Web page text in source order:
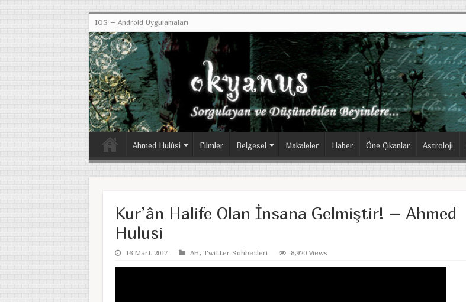
IOS – Android Uygulamaları
Ahmed Hulûsi Filmler Belgesel Makaleler Haber Öne Çıkanlar Astroloji
Kur’ân Halife Olan İnsana Gelmiştir! – Ahmed
Hulusi
16 Mart 2017 AH, Twitter Sohbetleri 8,920 Views